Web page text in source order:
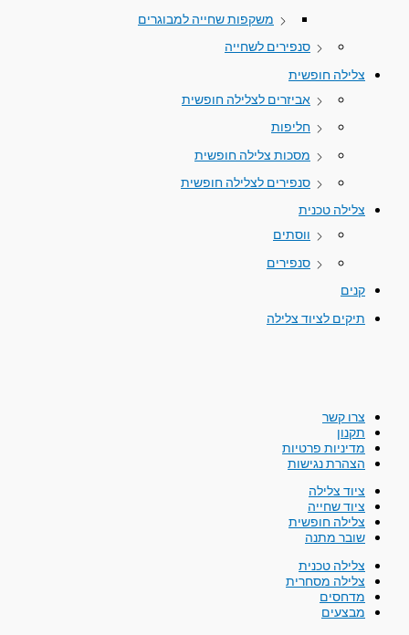
משקפות שחייה למבוגרים
סנפירים לשחייה
צלילה חופשית
אביזרים לצלילה חופשית
חליפות
מסכות צלילה חופשית
סנפירים לצלילה חופשית
צלילה טכנית
ווסתים
סנפירים
קנים
תיקים לציוד צלילה
צרו קשר
תקנון
מדיניות פרטיות
הצהרת נגישות
ציוד צלילה
ציוד שחייה
צלילה חופשית
שובר מתנה
צלילה טכנית
צלילה מסחרית
מדחסים
מבצעים